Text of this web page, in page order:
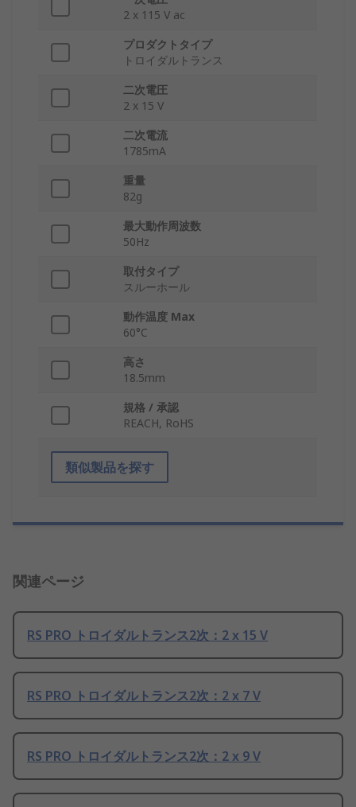
2 x 115 V ac
プロダクトタイプ
トロイダルトランス
二次電圧
2 x 15 V
二次電流
1785mA
重量
82g
最大動作周波数
50Hz
取付タイプ
スルーホール
動作温度 Max
60°C
高さ
18.5mm
規格 / 承認
REACH, RoHS
類似製品を探す
関連ページ
RS PRO トロイダルトランス2次：2 x 15 V
RS PRO トロイダルトランス2次：2 x 7 V
RS PRO トロイダルトランス2次：2 x 9 V